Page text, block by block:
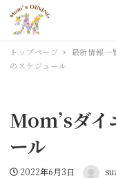
トップページ 最新情報一
のスケジュール
Mom’sダイ
ール
投稿日
2022年6月3日 著者